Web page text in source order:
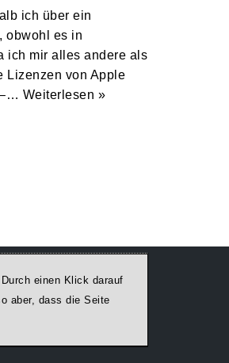
ich über ein
obwohl es in
ich mir alles andere als
Lizenzen von Apple
Weiterlesen »
einen Klick darauf
aber, dass die Seite